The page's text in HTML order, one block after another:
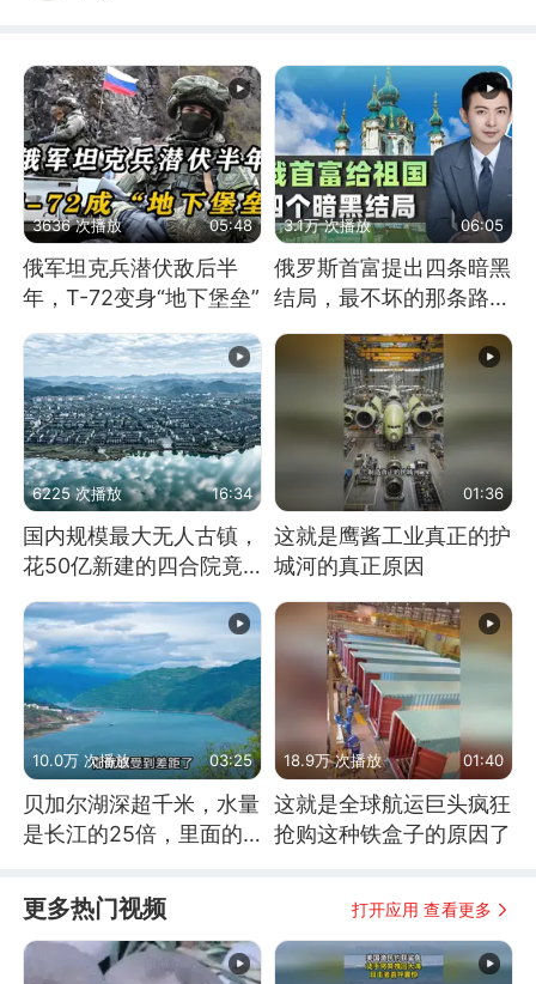
3636 次播放 05:48
俄军坦克兵潜伏敌后半
年，T-72变身“地下堡垒”
3.1万 次播放 06:05
俄罗斯首富提出四条暗黑
结局，最不坏的那条路是
通向东方
6225 次播放 16:34
国内规模最大无人古镇，
花50亿新建的四合院竟
01:36
这就是鹰酱工业真正的护
城河的真正原因
10.0万 次播放 03:25
贝加尔湖深超千米，水量
是长江的25倍，里面的
18.9万 次播放 01:40
这就是全球航运巨头疯狂
抢购这种铁盒子的原因了
更多热门视频 打开应用 查看更多